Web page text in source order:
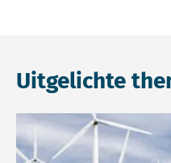
Uitgelichte
Lees meer over